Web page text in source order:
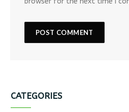
CATEGORIES